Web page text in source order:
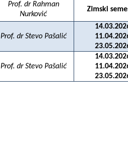
Prof. dr Rahman
Nurković
Zimski
Prof. dr Stevo Pašalić
Prof. dr Stevo Pašalić